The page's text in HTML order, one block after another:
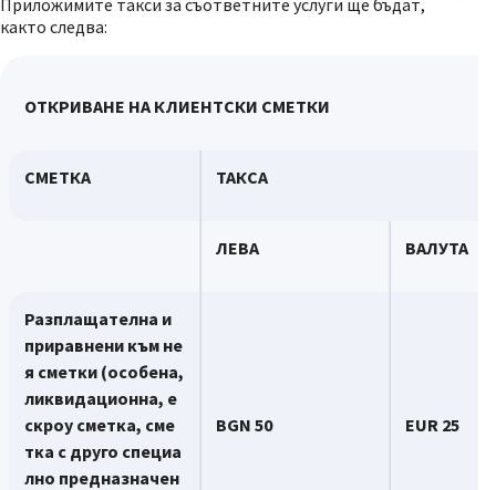
Приложимите такси за съответните услуги ще бъдат,
както следва:
ОТКРИВАНЕ НА КЛИЕНТСКИ СМЕТКИ
СМЕТКА ТАКСА
ЛЕВА ВАЛУТА
Разплащателна и
приравнени към не
я сметки (особена,
ликвидационна, е
скроу сметка, сме
тка с друго специа
лно предназначен
BGN 50 EUR 25